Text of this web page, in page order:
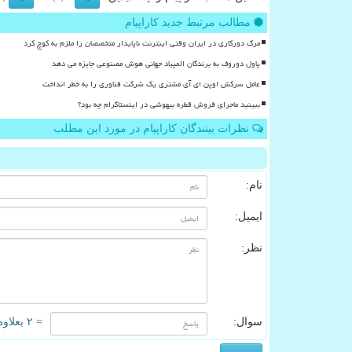
مطالب مرتبط جدید کاراپیام
مرگ دورکاری در ایران وقتی اینترنت ناپایدار متخصصان را ملزم به کوچ کرد
پاول دوروف به برندگان المپیاد جهانی هوش مصنوعی جایزه می دهد
عامل سرکش اوپن ای آی مشتری یک شرکت فناوری را به خطر انداخت
ببینید ماجرای فروش قطره بیهوشی در اینستاگرام چه بود؟
نظرات بینندگان کاراپیام در مورد این مطلب
نام:
ایمیل:
نظر:
سوال: = ۲ بعلاوه ۲